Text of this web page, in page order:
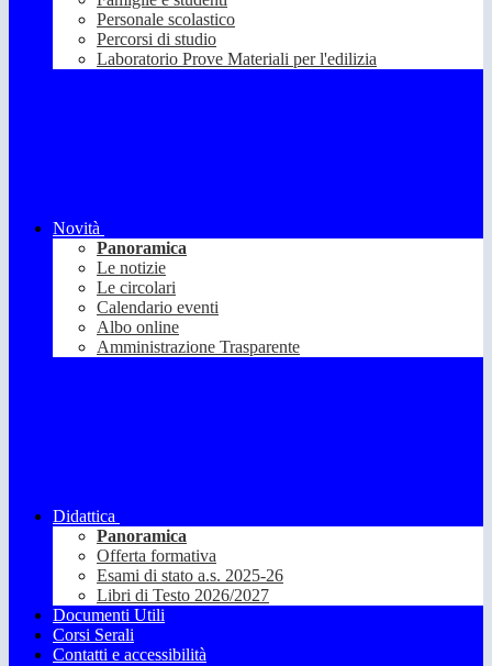
Personale scolastico
Percorsi di studio
Laboratorio Prove Materiali per l'edilizia
Novità
Panoramica
Le notizie
Le circolari
Calendario eventi
Albo online
Amministrazione Trasparente
Didattica
Panoramica
Offerta formativa
Esami di stato a.s. 2025-26
Libri di Testo 2026/2027
Documenti Utili
Corsi Serali
Contatti e accessibilità